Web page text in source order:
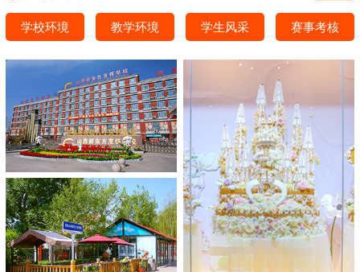
学校环境 教学环境 学生风采 赛事考核